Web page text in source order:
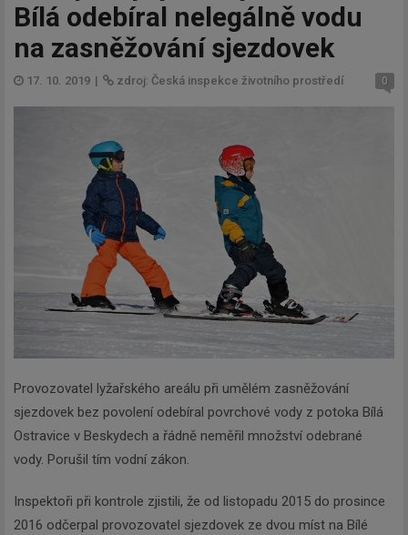
Bílá odebíral nelegálně vodu
na zasněžování sjezdovek
17. 10. 2019 | zdroj: Česká inspekce životního prostředí 0
Provozovatel lyžařského areálu při umělém zasněžování
sjezdovek bez povolení odebíral povrchové vody z potoka Bílá
Ostravice v Beskydech a řádně neměřil množství odebrané
vody. Porušil tím vodní zákon.
Inspektoři při kontrole zjistili, že od listopadu 2015 do prosince
2016 odčerpal provozovatel sjezdovek ze dvou míst na Bílé